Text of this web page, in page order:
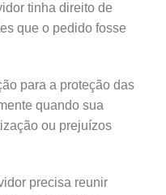
tinha direito de
que o pedido fosse
para a proteção das
quando sua
ou prejuízos
precisa reunir